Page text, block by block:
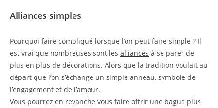
Alliances simples
Pourquoi faire compliqué lorsque l’on peut faire simple ? Il
est vrai que nombreuses sont les alliances à se parer de
plus en plus de décorations. Alors que la tradition voulait au
départ que l’on s’échange un simple anneau, symbole de
l’engagement et de l’amour.
Vous pourrez en revanche vous faire offrir une bague plus